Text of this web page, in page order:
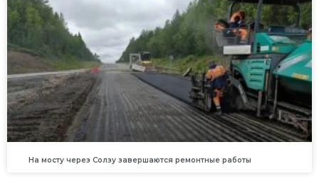
На мосту через Солзу завершаются ремонтные работы